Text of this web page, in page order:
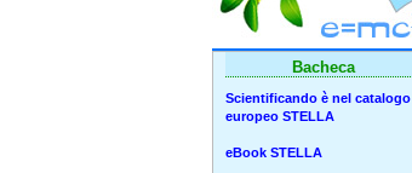
Bacheca
Scientificando è nel catalogo
europeo STELLA
eBook STELLA